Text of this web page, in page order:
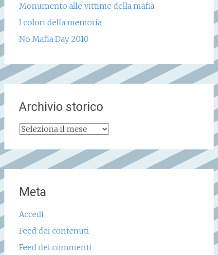
Monumento alle vittime della mafia
I colori della memoria
No Mafia Day 2010
Archivio storico
Archivio
Meta
Accedi
Feed dei contenuti
Feed dei commenti